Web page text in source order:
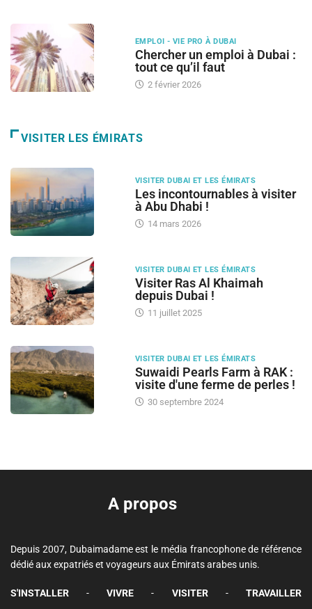
EMPLOI - VIE PRO À DUBAI
Chercher un emploi à Dubai :
tout ce qu’il faut
2 février 2026
VISITER LES ÉMIRATS
VISITER DUBAI ET LES ÉMIRATS
Les incontournables à visiter
à Abu Dhabi !
14 mars 2026
VISITER DUBAI ET LES ÉMIRATS
Visiter Ras Al Khaimah
depuis Dubai !
11 juillet 2025
VISITER DUBAI ET LES ÉMIRATS
Suwaidi Pearls Farm à RAK :
visite d'une ferme de perles !
30 septembre 2024
A propos
Depuis 2007, Dubaimadame est le média francophone de référence
dédié aux expatriés et voyageurs aux Émirats arabes unis.
S'INSTALLER - VIVRE - VISITER - TRAVAILLER